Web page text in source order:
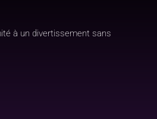
à un divertissement sans